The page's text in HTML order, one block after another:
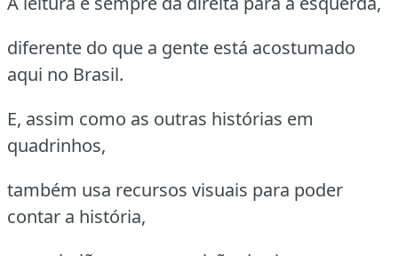
diferente do que a gente está acostumado
aqui no Brasil.
E, assim como as outras histórias em
quadrinhos,
também usa recursos visuais para poder
contar a história,